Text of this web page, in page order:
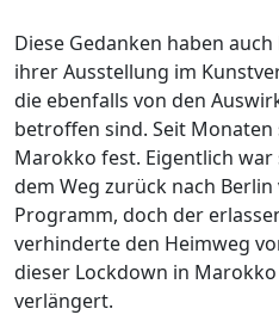
Diese Gedanken haben
ihrer Ausstellung im
die ebenfalls von den
betroffen sind. Seit
Marokko fest. Eigentlich
dem Weg zurück nach
Programm, doch der
verhinderte den Heimweg
dieser Lockdown in
verlängert.